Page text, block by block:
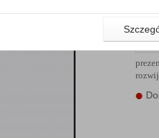
zalogowanych, aby
z tym prawidłowe działanie
zamówienia na Państwa email
czy cenach indywidualnych,
jest dobrowolna i można ją w